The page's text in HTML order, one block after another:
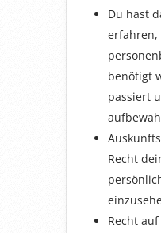
Du hast
erfahren,
benötigt
passiert
Recht
Recht